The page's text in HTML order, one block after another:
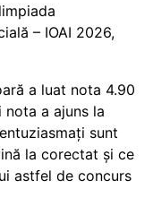
– IOAI 2026,
a luat nota 4.90
a ajuns la
sunt
la corectat și ce
astfel de concurs